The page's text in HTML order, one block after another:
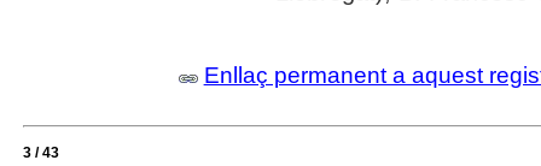
Enllaç permanent a aquest
3 / 43